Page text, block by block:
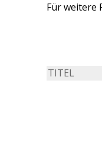
Für weitere
TITEL